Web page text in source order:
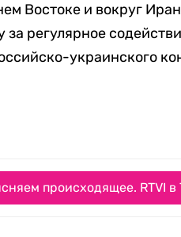
Востоке и вокруг
за регулярное
украинского
происходящее. RTVI в